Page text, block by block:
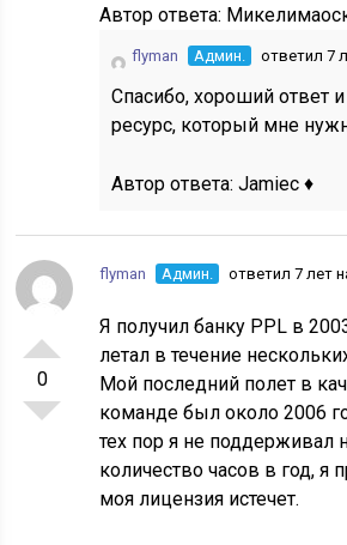
Автор ответа:
flyman Админ. ответил 7
Спасибо, хороший ответ
ресурс, который мне
Автор ответа:Jamiec ♦
0
flyman Админ. ответил 7 лет
Я получил банку PPL в
летал в течение
Мой последний полет в
команде был около 2006
тех пор я не поддерживал
количество часов в год, я
моя лицензия истечет.